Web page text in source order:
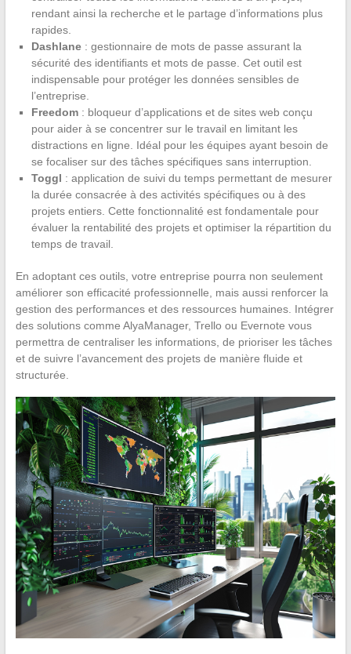
rendant ainsi la recherche et le partage d’informations plus
rapides.
Dashlane: gestionnaire de mots de passe assurant la
sécurité des identifiants et mots de passe. Cet outil est
indispensable pour protéger les données sensibles de
l’entreprise.
Freedom: bloqueur d’applications et de sites web conçu
pour aider à se concentrer sur le travail en limitant les
distractions en ligne. Idéal pour les équipes ayant besoin de
se focaliser sur des tâches spécifiques sans interruption.
Toggl : application de suivi du temps permettant de mesurer
la durée consacrée à des activités spécifiques ou à des
projets entiers. Cette fonctionnalité est fondamentale pour
évaluer la rentabilité des projets et optimiser la répartition du
temps de travail.
En adoptant ces outils, votre entreprise pourra non seulement
améliorer son efficacité professionnelle, mais aussi renforcer la
gestion des performances et des ressources humaines. Intégrer
des solutions comme AlyaManager, Trello ou Evernote vous
permettra de centraliser les informations, de prioriser les tâches
et de suivre l’avancement des projets de manière fluide et
structurée.